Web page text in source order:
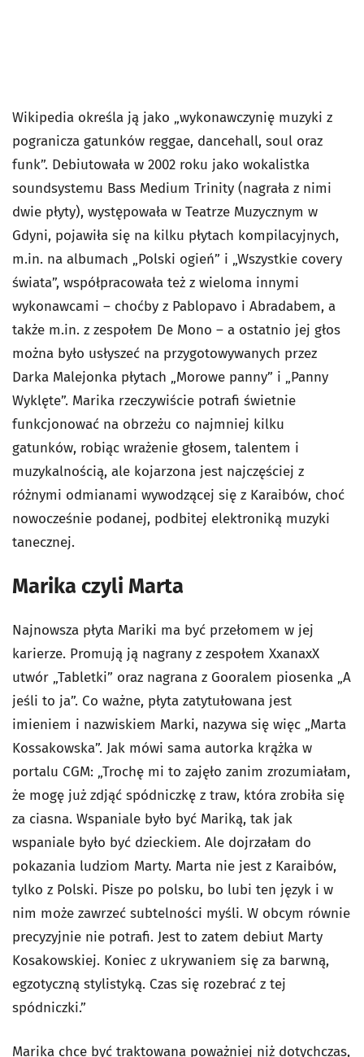
Wikipedia określa ją jako „wykonawczynię muzyki z
pogranicza gatunków reggae, dancehall, soul oraz
funk”. Debiutowała w 2002 roku jako wokalistka
soundsystemu Bass Medium Trinity (nagrała z nimi
dwie płyty), występowała w Teatrze Muzycznym w
Gdyni, pojawiła się na kilku płytach kompilacyjnych,
m.in. na albumach „Polski ogień” i „Wszystkie covery
świata”, współpracowała też z wieloma innymi
wykonawcami – choćby z Pablopavo i Abradabem, a
także m.in. z zespołem De Mono – a ostatnio jej głos
można było usłyszeć na przygotowywanych przez
Darka Malejonka płytach „Morowe panny” i „Panny
Wyklęte”. Marika rzeczywiście potrafi świetnie
funkcjonować na obrzeżu co najmniej kilku
gatunków, robiąc wrażenie głosem, talentem i
muzykalnością, ale kojarzona jest najczęściej z
różnymi odmianami wywodzącej się z Karaibów, choć
nowocześnie podanej, podbitej elektroniką muzyki
tanecznej.
Marika czyli Marta
Najnowsza płyta Mariki ma być przełomem w jej
karierze. Promują ją nagrany z zespołem XxanaxX
utwór „Tabletki” oraz nagrana z Gooralem piosenka „A
jeśli to ja”. Co ważne, płyta zatytułowana jest
imieniem i nazwiskiem Marki, nazywa się więc „Marta
Kossakowska”. Jak mówi sama autorka krążka w
portalu CGM: „Trochę mi to zajęło zanim zrozumiałam,
że mogę już zdjąć spódniczkę z traw, która zrobiła się
za ciasna. Wspaniale było być Mariką, tak jak
wspaniale było być dzieckiem. Ale dojrzałam do
pokazania ludziom Marty. Marta nie jest z Karaibów,
tylko z Polski. Pisze po polsku, bo lubi ten język i w
nim może zawrzeć subtelności myśli. W obcym równie
precyzyjnie nie potrafi. Jest to zatem debiut Marty
Kosakowskiej. Koniec z ukrywaniem się za barwną,
egzotyczną stylistyką. Czas się rozebrać z tej
spódniczki.”
Marika chce być traktowana poważniej niż dotychczas,